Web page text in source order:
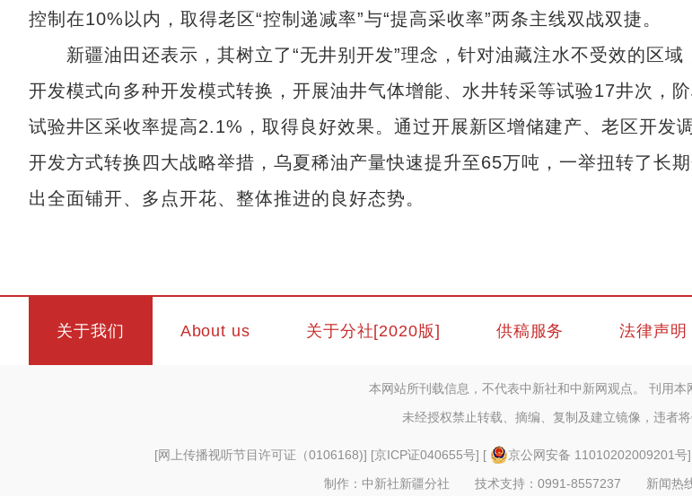
控制在10%以内，取得老区“控制递减率”与“提高采收率”两条主线双战双捷。
新疆油田还表示，其树立了“无井别开发”理念，针对油藏注水不受效的区域
开发模式向多种开发模式转换，开展油井气体增能、水井转采等试验17井次，
试验井区采收率提高2.1%，取得良好效果。通过开展新区增储建产、老区开发
开发方式转换四大战略举措，乌夏稀油产量快速提升至65万吨，一举扭转了长
出全面铺开、多点开花、整体推进的良好态势。
关于我们 About us 关于分社[2020版] 供稿服务 法律声明
本网站所刊载信息，不代表中新社和中新网观点。 刊用本
未经授权禁止转载、摘编、复制及建立镜像，违者将
[网上传播视听节目许可证（0106168)] [京ICP证040655号] [ 京公网安备 11010202009201号
制作：中新社新疆分社 技术支持：0991-8557237 新闻热